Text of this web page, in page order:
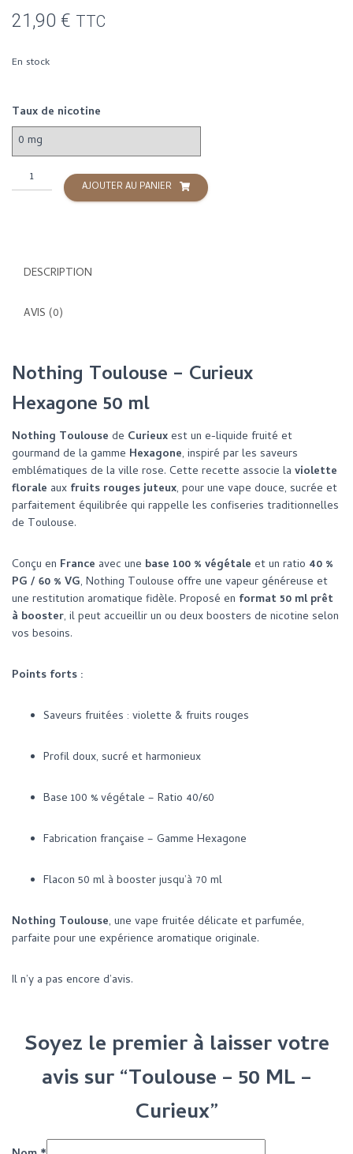
21,90 € TTC
En stock
Taux de nicotine
quantité
de
AJOUTER AU PANIER
DESCRIPTION
AVIS (0)
Nothing Toulouse – Curieux
Hexagone 50 ml
Nothing Toulouse de Curieuxest un e-liquide fruité et
gourmand de la gamme Hexagone, inspiré par les saveurs
emblématiques de la ville rose. Cette recette associe la violette
florale aux fruits rouges juteux, pour une vape douce, sucrée et
parfaitement équilibrée qui rappelle les confiseries traditionnelles
de Toulouse.
Conçu en France avec une base 100 % végétale et un ratio 40 %
PG / 60 % VG, Nothing Toulouse offre une vapeur généreuse et
une restitution aromatique fidèle. Proposé en format 50 ml prêt
à booster, il peut accueillir un ou deux boosters de nicotine selon
vos besoins.
Points forts :
Saveurs fruitées : violette & fruits rouges
Profil doux, sucré et harmonieux
Base 100 % végétale – Ratio 40/60
Fabrication française – Gamme Hexagone
Flacon 50 ml à booster jusqu’à 70 ml
Nothing Toulouse, une vape fruitée délicate et parfumée,
parfaite pour une expérience aromatique originale.
Il n’y a pas encore d’avis.
Soyez le premier à laisser votre
avis sur “Toulouse – 50 ML –
Curieux”